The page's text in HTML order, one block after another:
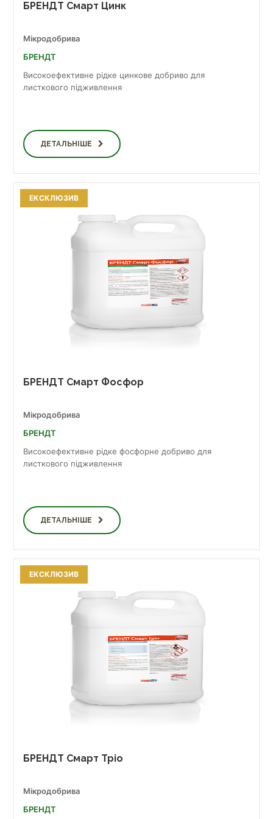
БРЕНДТ Смарт Цинк
Мікродобрива
БРЕНДТ
Високоефективне рідке цинкове добриво для
листкового підживлення
ДЕТАЛЬНІШЕ
БРЕНДТ Смарт Фосфор
Мікродобрива
БРЕНДТ
Високоефективне рідке фосфорне добриво для
листкового підживлення
ДЕТАЛЬНІШЕ
ЕКСКЛЮЗИВ
БРЕНДТ Смарт Тріо
Мікродобрива
БРЕНДТ
ЕКСКЛЮЗИВ